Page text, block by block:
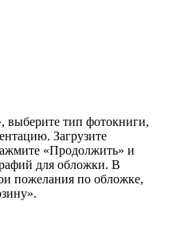
выберите тип фотокниги,
Загрузите
«Продолжить» и
для обложки. В
пожелания по обложке,